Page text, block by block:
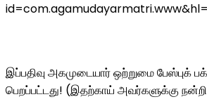
இப்பதிவு அகமுடையார் ஒற்றுமை பேஸ்புக்
பெறப்பட்டது! (இதற்காய் அவர்களுக்கு